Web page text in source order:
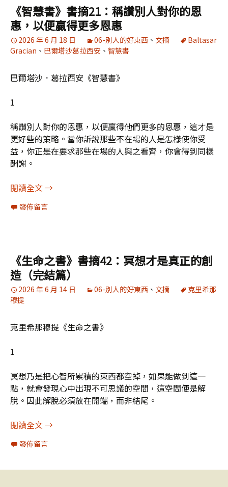
《智慧書》書摘21：稱讚別人對你的恩
惠，以便贏得更多恩惠
2026 年 6 月 18 日 06-別人的好東西 、 文摘
Baltasar
Gracian 、 巴爾塔沙葛拉西安 、 智慧書
巴爾塔沙．葛拉西安《智慧書》
1
稱讚別人對你的恩惠，以便贏得他們更多的恩惠，這才是
更好些的策略。當你訴說那些不在場的人是怎樣使你受
益，你正是在要求那些在場的人與之看齊，你會得到同樣
酬謝。
閱讀全文《智慧書》書摘21：稱讚別人對你的恩惠，以便贏
→
發佈留言
《生命之書》書摘42：冥想才是真正的創
造（完結篇）
2026 年 6 月 14 日 06-別人的好東西 、 文摘
克里希那
穆提
克里希那穆提《生命之書》
1
冥想乃是把心智所累積的東西都空掉，如果能做到這一
點，就會發現心中出現不可思議的空間，這空間便是解
脫。因此解脫必須放在開端，而非結尾。
閱讀全文《生命之書》書摘42：冥想才是真正的創造（完結
→
發佈留言